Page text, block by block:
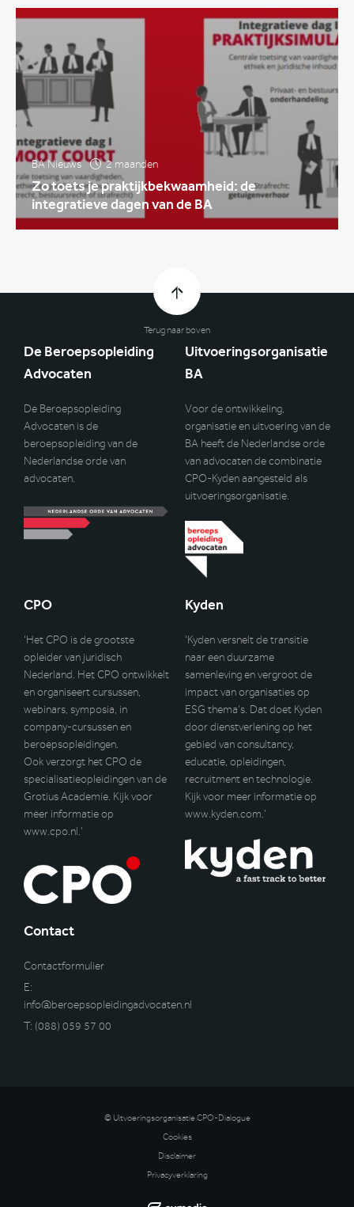
BA Nieuws 2 maanden
Zo toets je praktijkbekwaamheid: de
integratieve dagen van de BA
Terug naar boven
De Beroepsopleiding
Advocaten
De Beroepsopleiding
Advocaten is de
beroepsopleiding van de
Nederlandse orde van
advocaten.
Uitvoeringsorganisatie
BA
Voor de ontwikkeling,
organisatie en uitvoering van de
BA heeft de Nederlandse orde
van advocaten de combinatie
CPO-Kyden aangesteld als
uitvoeringsorganisatie.
CPO
‘Het CPO is de grootste
opleider van juridisch
Nederland. Het CPO ontwikkelt
en organiseert cursussen,
webinars, symposia, in
company-cursussen en
beroepsopleidingen.
Ook verzorgt het CPO de
specialisatieopleidingen van de
Grotius Academie. Kijk voor
meer informatie op
www.cpo.nl.’
Kyden
‘Kyden versnelt de transitie
naar een duurzame
samenleving en vergroot de
impact van organisaties op
ESG thema’s. Dat doet Kyden
door dienstverlening op het
gebied van consultancy,
educatie, opleidingen,
recruitment en technologie.
Kijk voor meer informatie op
www.kyden.com.’
Contact
Contactformulier
E:
info@beroepsopleidingadvocaten.nl
T: (088) 059 57 00
© Uitvoeringsorganisatie CPO-Dialogue
Cookies
Disclaimer
Privacyverklaring